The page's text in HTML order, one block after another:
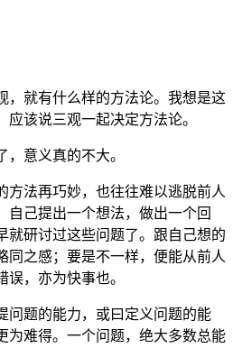
，就有什么样的方法论。我想是这
该说三观一起决定方法论。
意义真的不大。
方法再巧妙，也往往难以逃脱前人
自己提出一个想法，做出一个回
就研讨过这些问题了。跟自己想的
同之感；要是不一样，便能从前人
，亦为快事也。
问题的能力，或曰定义问题的能
为难得。一个问题，绝大多数总能